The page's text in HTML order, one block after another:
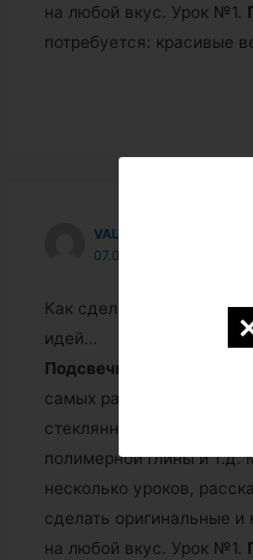
на любой вкус. Урок №1.
потребуется: красивые
07.09.2018 В 02:26
Как сделать подсвечник
идей…
Подсвечники
самых различных
стеклянных или
полимерной глины и
несколько уроков,
сделать оригинальные и
на любой вкус. Урок №1.